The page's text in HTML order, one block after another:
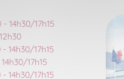
14h30/17h15
14h30/17h15
17h15
14h30/17h15